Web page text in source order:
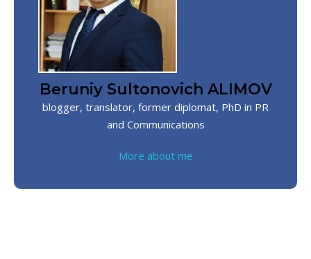
Beruniy Sultonovich ALIMOV
blogger, translator, former diplomat, PhD in PR
and Communications
More about me